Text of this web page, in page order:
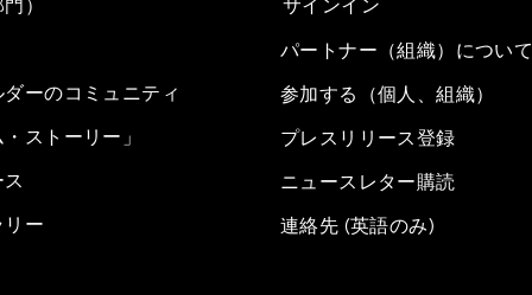
）
ーのコミュニティ
ストーリー」
リー
サインイン
パートナー（組織）につい
参加する（個人、組織）
プレスリリース登録
ニュースレター購読
連絡先 (英語のみ)